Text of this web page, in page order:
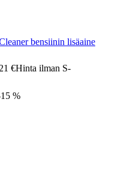
bensiinin lisäaine
€Hinta ilman S-
%